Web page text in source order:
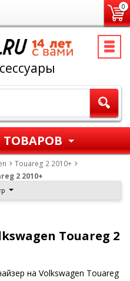
0
ТОВАРОВ
Touareg 2 2010+
2 2010+
Touareg 2
на Volkswagen Touareg